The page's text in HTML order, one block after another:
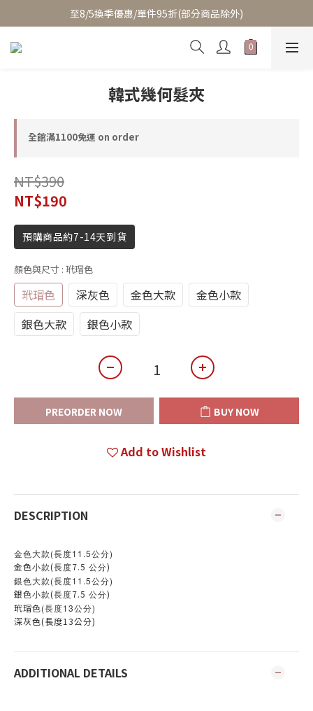
至8/5換季優惠/單件95折(部分商品除外)
至8/5換季優惠/單件95折(部分商品除外)
累積消費滿$3800即成為VIP/天天享95折優惠(可疊加折扣)
韓式幾何髮夾
全館滿1100免運 on order
NT$390
NT$190
預購商品約7-14天到貨
顏色與尺寸 : 玳瑁色
玳瑁色 深灰色 金色大款
金色小款
銀色大款
銀色小款
PREORDER NOW BUY NOW
Add to Wishlist
DESCRIPTION
金色大款(長度11.5公分)
金色小款 (長度7.5 公分)
銀色大款(長度11.5公分)
銀色小款 (長度7.5 公分)
玳瑁色(長度13公分)
深灰色(長度13公分)
ADDITIONAL DETAILS